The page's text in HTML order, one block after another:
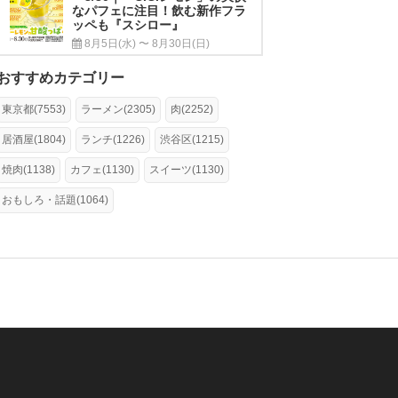
なパフェに注目！飲む新作フラ
ッペも『スシロー』
8月5日(水) 〜 8月30日(日)
すすめカテゴリー
東京都(7553) ラーメン(2305) 肉(2252)
居酒屋(1804) ランチ(1226) 渋谷区(1215)
焼肉(1138) カフェ(1130) スイーツ(1130)
おもしろ・話題(1064)